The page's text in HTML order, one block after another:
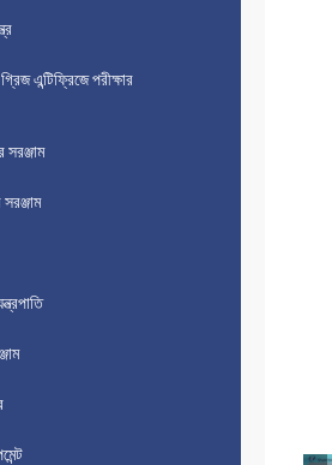
এন্টিফ্রিজে পরীক্ষার
সরঞ্জাম
সরঞ্জাম